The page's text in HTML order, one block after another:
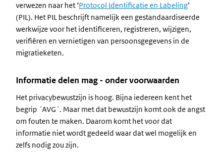
verwezen naar het ‘Protocol Identificatie en Labeling’
(PIL). Het PIL beschrijft namelijk een gestandaardiseerde
werkwijze voor het identificeren, registreren, wijzigen,
verifiëren en vernietigen van persoonsgegevens in de
migratieketen.
Informatie delen mag - onder voorwaarden
Het privacybewustzijn is hoog. Bijna iedereen kent het
begrip ´AVG´. Maar met dat bewustzijn komt ook de angst
om fouten te maken. Daarom komt het voor dat
informatie niet wordt gedeeld waar dat wel mogelijk en
zelfs nodig zou zijn.